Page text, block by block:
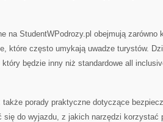
na StudentWPodrozy.pl obejmują
które często umykają uwadze turystów.
będzie inny niż standardowe all
także porady praktyczne dotyczące
się do wyjazdu, z jakich narzędzi korzystać